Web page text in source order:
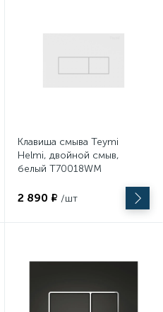
T70203BM
Клавиша смыва Teymi
Helmi, двойной смыв,
белый T70018WM
2 890 ₽ /шт